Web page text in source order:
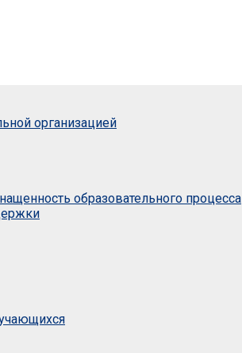
организацией
образовательного процесса